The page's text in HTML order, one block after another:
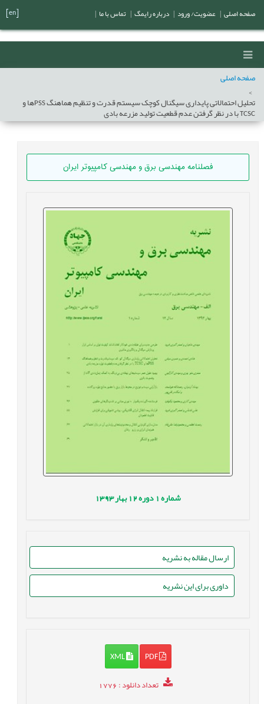
صفحه اصلی
تحلیل احتمالاتی پایداری سیگنال کوچک سیستم قدرت و تنظیم هماهنگ PSSها و
TCSC با در نظر گرفتن عدم قطعیت تولید مزرعه بادی
فصلنامه مهندسی برق و مهندسی کامپيوتر ايران
شماره1 دوره12 بهار1393
ارسال مقاله به نشریه
داوری برای این نشریه
PDF
XML
تعداد دانلود: 1776
صفحه اصلی عضویت/ ورود درباره رایمگ تماس با ما